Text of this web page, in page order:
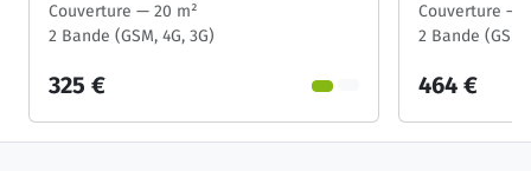
Couverture — 20 m²
2 Bande (GSM, 4G, 3G)
325 €
Couverture —
2 Bande (GSM,
464 €